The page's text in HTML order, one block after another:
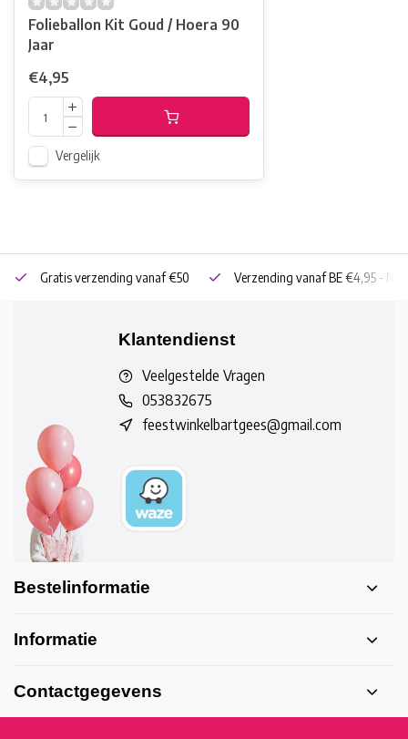
Folieballon Kit Goud / Hoera 90
Jaar
€4,95
Vergelijk
Gratis verzending vanaf €50 Verzending vanaf BE €4,95 - NL
Klantendienst
Veelgestelde Vragen
053832675
feestwinkelbartgees@gmail.com
Bestelinformatie
Informatie
Contactgegevens